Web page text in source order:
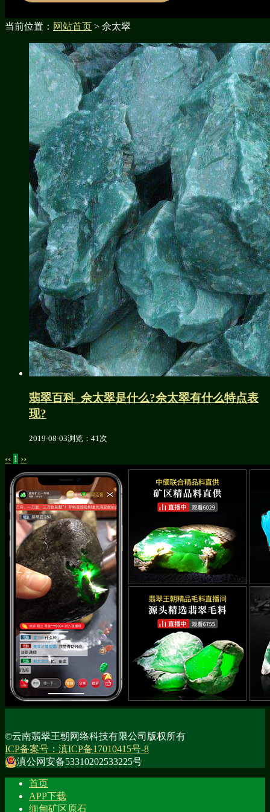
当前位置： 网站首页 > 佘太翠
翡翠百科_佘太翠是什么?佘太翠有什么特点表
现?
2019-08-03浏览：41次
‹‹ 1 ››
©云南翡翠王朝网络科技有限公司版权所有
ICP备案号：滇ICP备17010415号-8
滇公网安备53310202533225号
首页
APP下载
缅甸矿区原石